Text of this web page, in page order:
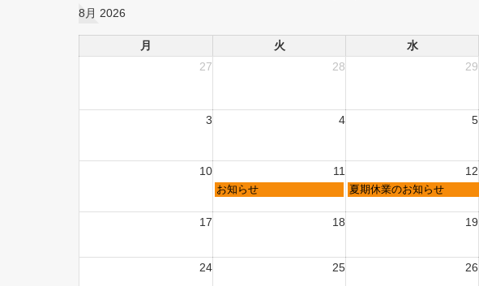
8月 2026
月 火 水
27
28 29
3 4 5
10 11 12
お知らせ 夏期休業のお知らせ
17 18 19
24 25 26